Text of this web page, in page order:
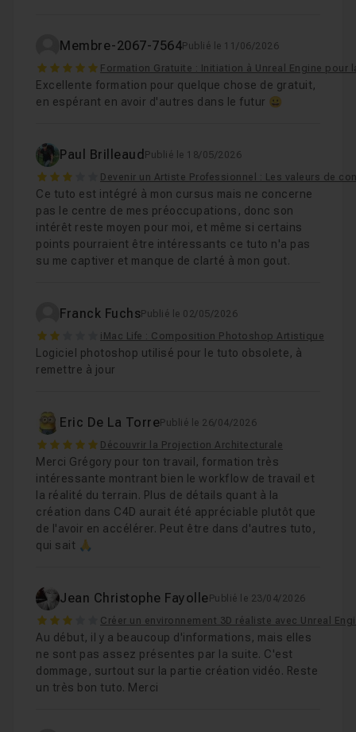
Membre-2067-7564Publié le 11/06/2026
5 Formation Gratuite : Initiation à Unreal Engine pour
Excellente formation pour quelque chose de gratuit,
en espérant en avoir d'autres dans le futur 😀
Paul Brilleaud Publié le 18/05/2026
3 Devenir un Artiste Professionnel : Les valeurs de
Ce tuto est intégré à mon cursus mais ne concerne
pas le centre de mes préoccupations, donc son
intérêt reste moyen pour moi, et même si certains
points pourraient être intéressants ce tuto n'a pas
su me captiver et manque de clarté à mon gout.
Franck FuchsPublié le 02/05/2026
2 iMac Life : Composition Photoshop Artistique
Logiciel photoshop utilisé pour le tuto obsolete, à
remettre à jour
Eric De La TorrePublié le 26/04/2026
5 Découvrir la Projection Architecturale
Merci Grégory pour ton travail, formation très
intéressante montrant bien le workflow de travail et
la réalité du terrain. Plus de détails quant à la
création dans C4D aurait été appréciable plutôt que
de l'avoir en accélérer. Peut être dans d'autres tuto,
qui sait 🙏
Jean Christophe Fayolle Publié le 23/04/2026
3 Créer un environnement 3D réaliste avec Unreal
Au début, il y a beaucoup d'informations, mais elles
ne sont pas assez présentes par la suite. C'est
dommage, surtout sur la partie création vidéo. Reste
un très bon tuto. Merci